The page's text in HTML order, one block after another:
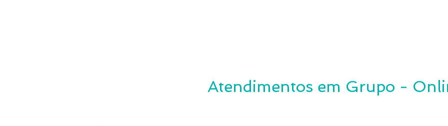
Atendimentos em Grupo -